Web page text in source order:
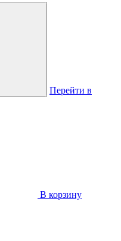
Перейти в
В корзину